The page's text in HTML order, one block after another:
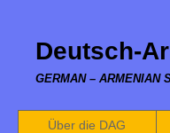
Deutsch-
GERMAN – ARMENIAN
Über die DAG